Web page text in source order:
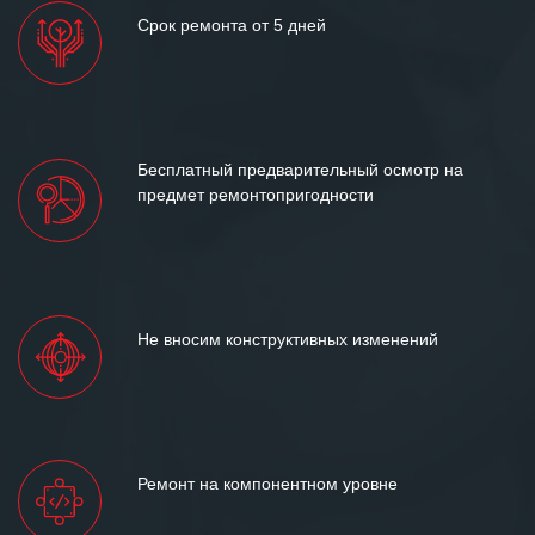
Срок ремонта от 5 дней
Бесплатный предварительный осмотр на
предмет ремонтопригодности
Не вносим конструктивных изменений
Ремонт на компонентном уровне